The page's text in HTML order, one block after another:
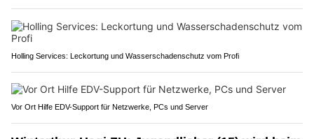
Holling Services: Leckortung und Wasserschadenschutz vom Profi
Vor Ort Hilfe EDV-Support für Netzwerke, PCs und Server